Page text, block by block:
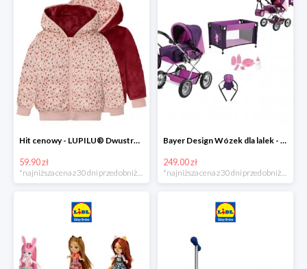
Hit cenowy - LUPILU® Dwustronna kurtka pikowana dziewczęca
59.90 zł
*najniższa cena z 30 dni przed obniżką
Bayer Design Wózek dla lalek - megazestaw
249.00 zł
*najniższa cena z 30 dni przed obniżką